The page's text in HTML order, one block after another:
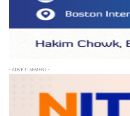
- ADVERTISEMENT -